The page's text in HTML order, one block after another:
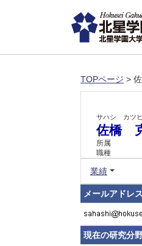
TOPページ >
サハシ カツ
佐橋
所属
職種
業績
メールアドレス
現在の研究分